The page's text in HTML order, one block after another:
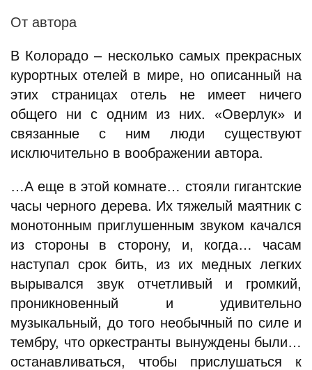
От автора
В Колорадо – несколько самых прекрасных
курортных отелей в мире, но описанный на
этих страницах отель не имеет ничего
общего ни с одним из них. «Оверлук» и
связанные с ним люди существуют
исключительно в воображении автора.
…А еще в этой комнате… стояли гигантские
часы черного дерева. Их тяжелый маятник с
монотонным приглушенным звуком качался
из стороны в сторону, и, когда… часам
наступал срок бить, из их медных легких
вырывался звук отчетливый и громкий,
проникновенный и удивительно
музыкальный, до того необычный по силе и
тембру, что оркестранты вынуждены были…
останавливаться, чтобы прислушаться к